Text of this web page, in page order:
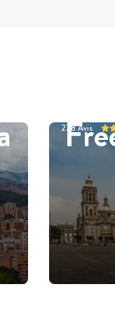
278Avis